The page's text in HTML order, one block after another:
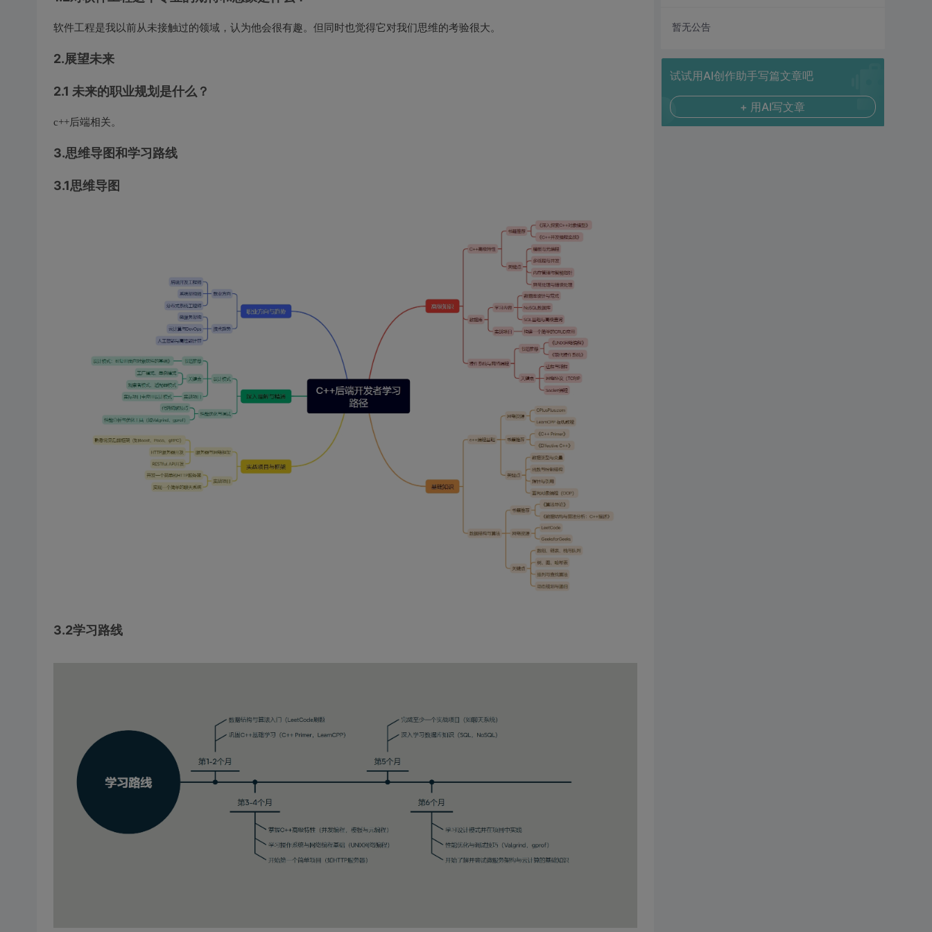
软件工程是我以前从未接触过的领域，认为他会很有趣。但同时也觉得它对我们思维的考验很大。
2.展望未来
2.1 未来的职业规划是什么？
c++后端相关。
3.思维导图和学习路线
3.1思维导图
3.2学习路线
暂无公告
试试用AI创作助手写篇文章吧
+ 用AI写文章